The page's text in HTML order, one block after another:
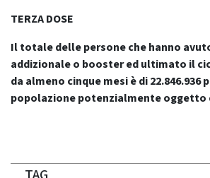
TERZA DOSE
Il totale delle persone che hanno
addizionale o booster ed ultimato il
da almeno cinque mesiè di 22.846.936
popolazione potenzialmente oggetto